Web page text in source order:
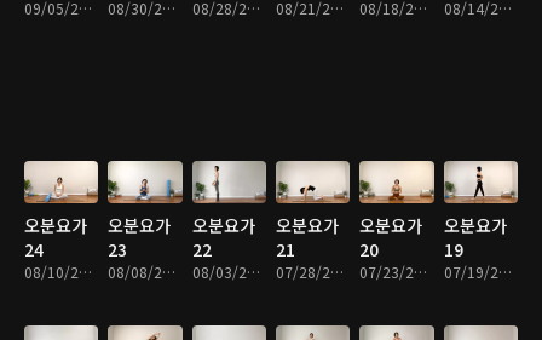
09/05/2023 • 24분 08/30/2023 • 19분 08/28/2023 • 34분 08/21/2023 • 22분 08/18/2023 • 14분 08/14/2023 • 24분
오분요가
24
08/10/2023 • 21분
오분요가
23
08/08/2023 • 16분
오분요가
22
08/03/2023 • 14분
오분요가
21
07/28/2023 • 21분
오분요가
20
07/23/2023 • 19분
오분요가
19
07/19/2023 • 26분